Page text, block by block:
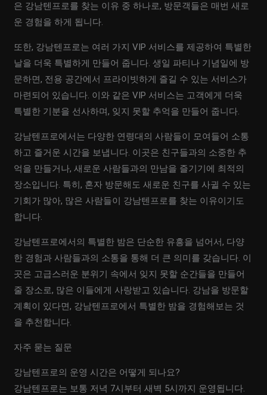
은 강남텐프로를 찾는 이유 중 하나로, 방문객들은 매번 새로
운 경험을 하게 됩니다.
또한, 강남텐프로는 여러 가지 VIP 서비스를 제공하여 특별한
날을 더욱 특별하게 만들어 줍니다. 생일 파티나 기념일에 방
문하면, 전용 공간에서 프라이빗하게 즐길 수 있는 서비스가
마련되어 있습니다. 이와 같은 VIP 서비스는 고객에게 더욱
특별한 기분을 선사하며, 잊지 못할 추억을 만들어 줍니다.
강남텐프로에서는 다양한 연령대의 사람들이 모여들어 소통
하고 즐거운 시간을 보냅니다. 이곳은 친구들과의 소중한 추
억을 만들거나, 새로운 사람들과의 만남을 즐기기에 최적의
장소입니다. 특히, 혼자 방문해도 새로운 친구를 사귈 수 있는
기회가 많아, 많은 사람들이 강남텐프로를 찾는 이유이기도
합니다.
강남텐프로에서의 특별한 밤은 단순한 유흥을 넘어서, 다양
한 경험과 사람들과의 소통을 통해 더 큰 의미를 갖습니다. 이
곳은 고급스러운 분위기 속에서 잊지 못할 순간들을 만들어
줄 장소로, 많은 이들에게 사랑받고 있습니다. 강남을 방문할
계획이 있다면, 강남텐프로에서 특별한 밤을 경험해보는 것
을 추천합니다.
자주 묻는 질문
강남텐프로의 운영 시간은 어떻게 되나요?
강남텐프로는 보통 저녁 7시부터 새벽 5시까지 운영됩니다.